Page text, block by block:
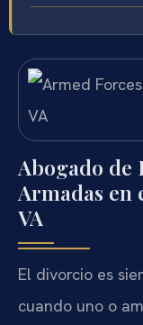
Abogado de
Armadas en
VA
El divorcio es
cuando uno o